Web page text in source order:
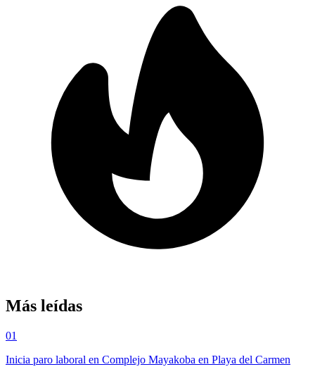
Más leídas
01
Inicia paro laboral en Complejo Mayakoba en Playa del Carmen